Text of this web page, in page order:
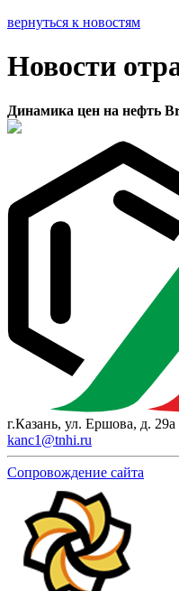
вернуться к новостям
Новости
Динамика цен на нефть
г.Казань, ул. Ершова, д. 29а
kanc1@tnhi.ru
Сопровождение сайта